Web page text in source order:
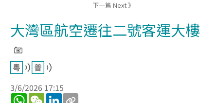
下一篇 Next 》
大灣區航空遷往二號客運大樓
3/6/2026 17:15
WhatsApp
WeChatLinkedIn